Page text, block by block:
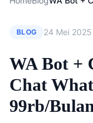
BLOG 24 Mei 2025
WA Bot +
Chat
99rb/